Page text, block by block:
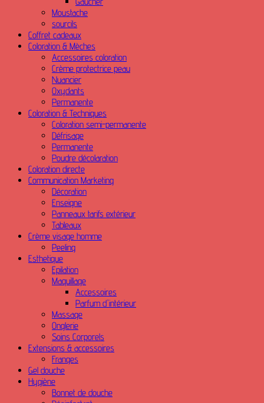
Moustache
sourcils
Coffret cadeaux
Coloration & Mèches
Accessoires coloration
Crème protectrice peau
Nuancier
Oxydants
Permanente
Coloration & Techniques
Coloration semi-permanente
Défrisage
Permanente
Poudre décolaration
Coloration directe
Communication Marketing
Décoration
Enseigne
Panneaux tarifs extérieur
Tableaux
Crème visage homme
Peeling
Esthetique
Epilation
Maquillage
Accessoires
Parfum d'intérieur
Massage
Onglerie
Soins Corporels
Extensions & accessoires
Franges
Gel douche
Hygiène
Bonnet de douche